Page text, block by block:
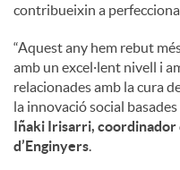
contribueixin a
“Aquest any hem rebut
amb un excel·lent nivell i
relacionades amb la cura
la innovació social basades
Iñaki Irisarri, coordinador
d’Enginyers.